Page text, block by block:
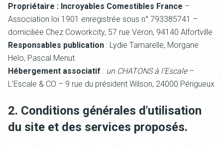
Propriétaire : Incroyables Comestibles France –
Association loi 1901 enregistrée sous n° 793385741 –
domiciliée Chez Coworkcity, 57 rue Véron, 94140 Alfortville
Responsables publication : Lydie Tamarelle, Morgane
Helo, Pascal Menut
Hébergement associatif : un CHATONS à l’Escale–
L’Escale & CO – 9 rue du président Wilson, 24000 Périgueux
2. Conditions générales d'utilisation
du site et des services proposés.